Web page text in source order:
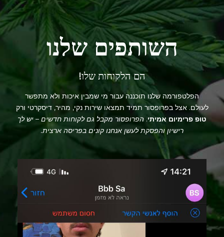
השותפים שלנו
הם הלקוחות שלו!
הפלטפורמה שלנו תוכננה עבור מי שמבין איכות ולא מתפשר
לעולם. אצל בפרופסור תמיד תמצאו שירות נקי, מהיר, דיסקרטי ורק
טופ פרימיום אמיתי. הפרופסור מקבל גם לקוחות חדשים – יש לך
רישיון והפסקת לעשן אנחנו קונים בפריסה ארצית.